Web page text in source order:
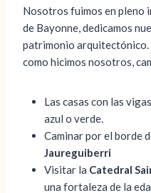
Nosotros fuimos en pleno
de Bayonne, dedicamos
patrimonio arquitectónico.
como hicimos nosotros,
Las casas con las
azul o verde.
Caminar por el borde
Jaureguiberri
Visitar la Catedral
una fortaleza de la